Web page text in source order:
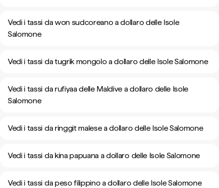
Vedi i tassi da won sudcoreano a dollaro delle Isole
Salomone
Vedi i tassi da tugrik mongolo a dollaro delle Isole Salomone
Vedi i tassi da rufiyaa delle Maldive a dollaro delle Isole
Salomone
Vedi i tassi da ringgit malese a dollaro delle Isole Salomone
Vedi i tassi da kina papuana a dollaro delle Isole Salomone
Vedi i tassi da peso filippino a dollaro delle Isole Salomone